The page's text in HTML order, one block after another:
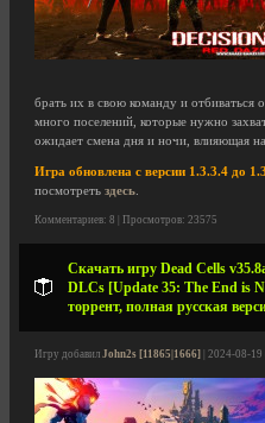
брать их в свою команду и отбиваться
много поселений, которые нужно
ожидает смена дня и ночи, влияющая
Игра обновлена с версии 1.3.3.4 до
посмотреть здесь
Комментариев: 8 | Просмотров: 23575
Скачать игру Dead Cells
DLCs [Update 35: The End is
торрент, полная русская
Игру добавил John2s [11865|1666] | 2024-08-19